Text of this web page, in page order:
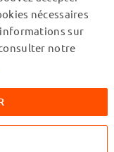
frais de port.
sont des
pour fournir des
nécessaires
sur
notre